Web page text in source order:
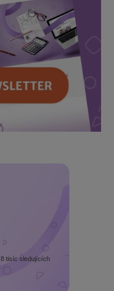
8 tisíc sledujících